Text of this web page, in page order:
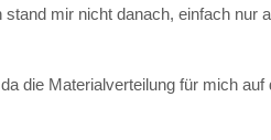
mir nicht danach, einfach nur
die Materialverteilung für mich